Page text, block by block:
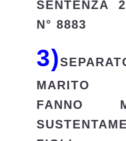
SENTENZA
N° 8883
3)
MARITO
FANNO